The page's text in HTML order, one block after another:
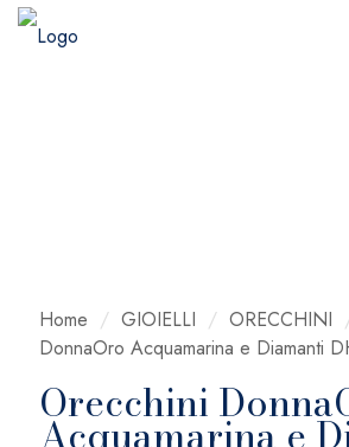
Home / GIOIELLI / ORECCHINI
DonnaOro Acquamarina e Diamanti
Orecchini